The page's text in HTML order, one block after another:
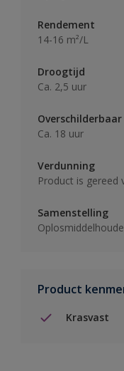
Rendement
14-16 m²/L
Droogtijd
Ca. 2,5 uur
Overschilderbaar
Ca. 18 uur
Verdunning
Product is gereed
Samenstelling
Product
Krasvast